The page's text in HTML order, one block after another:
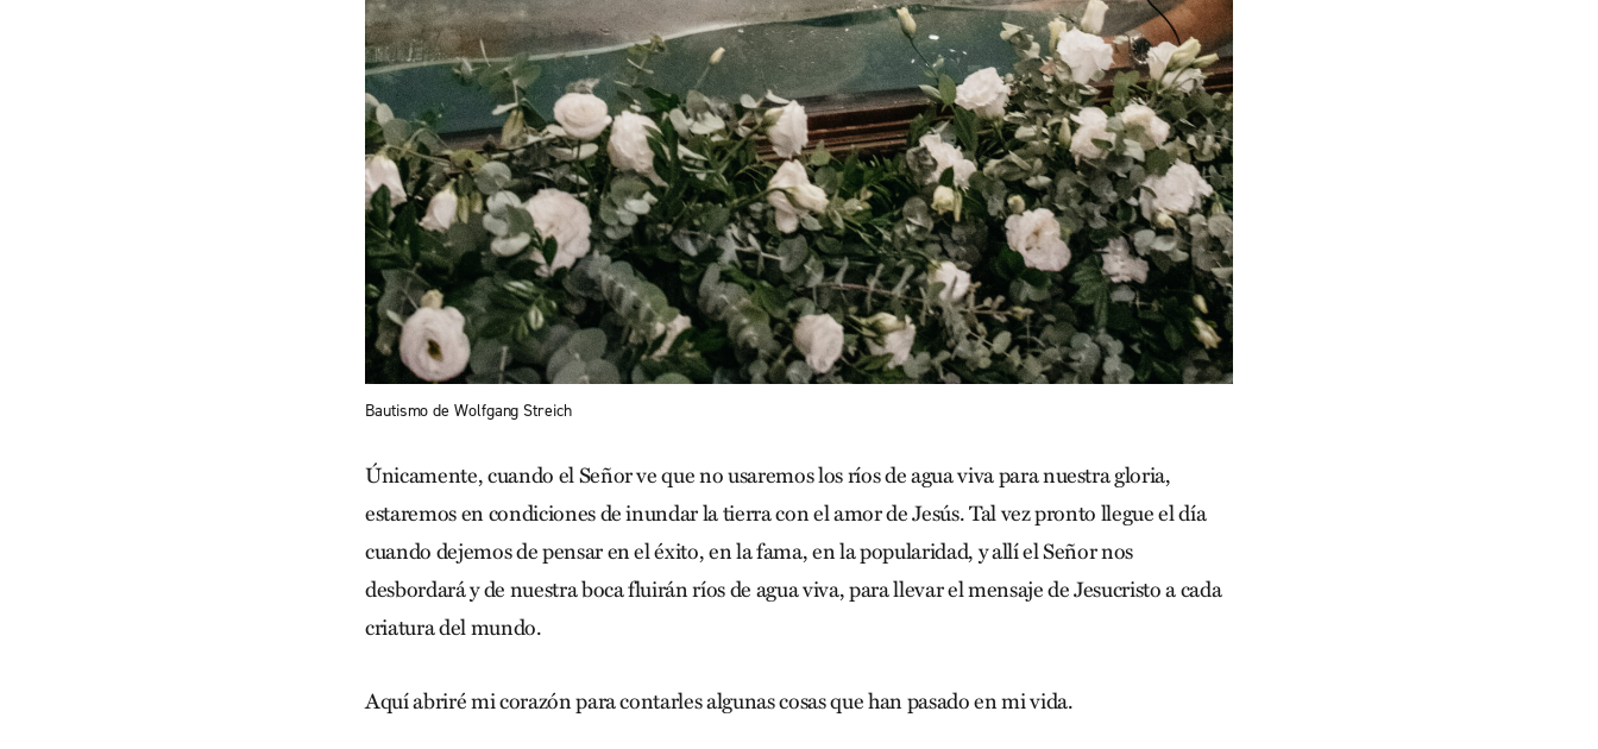
Bautismo de Wolfgang Streich
Únicamente, cuando el Señor ve que no usaremos los ríos de agua viva para nuestra gloria,
estaremos en condiciones de inundar la tierra con el amor de Jesús. Tal vez pronto llegue el día
cuando dejemos de pensar en el éxito, en la fama, en la popularidad, y allí el Señor nos
desbordará y de nuestra boca fluirán ríos de agua viva, para llevar el mensaje de Jesucristo a cada
criatura del mundo.
Aquí abriré mi corazón para contarles algunas cosas que han pasado en mi vida.